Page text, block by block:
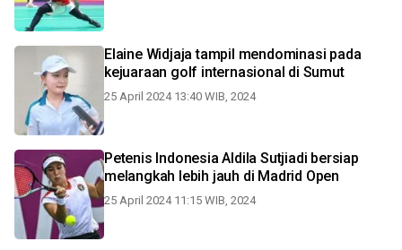
Elaine Widjaja tampil mendominasi pada
kejuaraan golf internasional di Sumut
25 April 2024 13:40 WIB, 2024
Petenis Indonesia Aldila Sutjiadi bersiap
melangkah lebih jauh di Madrid Open
25 April 2024 11:15 WIB, 2024